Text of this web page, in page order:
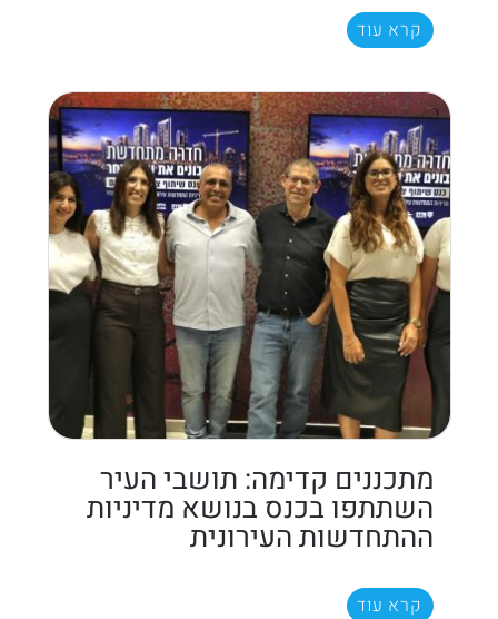
קרא עוד
מתכננים קדימה: תושבי העיר
השתתפו בכנס בנושא מדיניות
ההתחדשות העירונית
קרא עוד